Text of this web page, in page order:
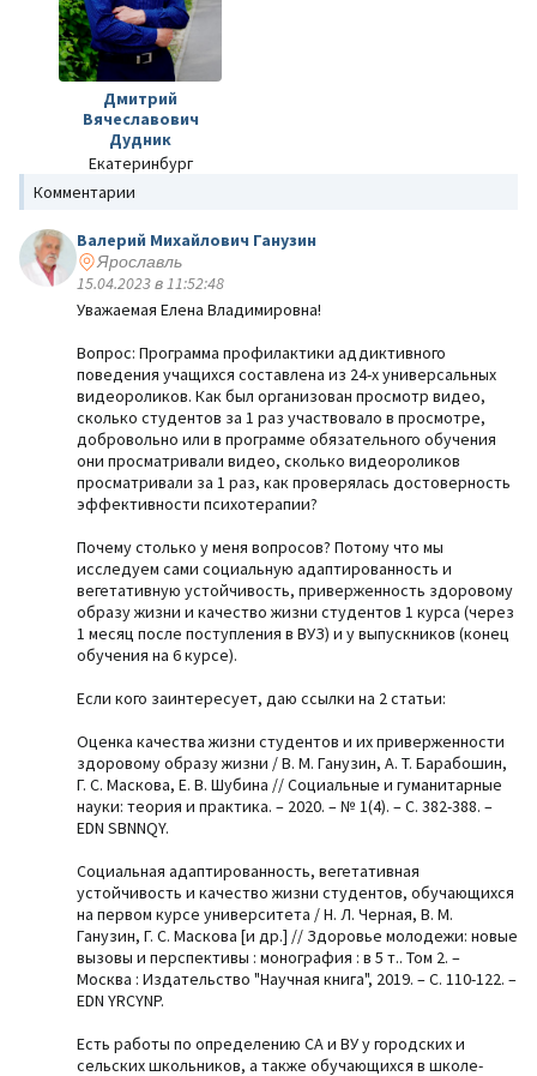
Дмитрий
Вячеславович
Дудник
Екатеринбург
Комментарии
Валерий Михайлович Ганузин
Ярославль
15.04.2023 в 11:52:48
Уважаемая Елена Владимировна!
Вопрос: Программа профилактики аддиктивного
поведения учащихся составлена из 24-х универсальных
видеороликов. Как был организован просмотр видео,
сколько студентов за 1 раз участвовало в просмотре,
добровольно или в программе обязательного обучения
они просматривали видео, сколько видеороликов
просматривали за 1 раз, как проверялась достоверность
эффективности психотерапии?
Почему столько у меня вопросов? Потому что мы
исследуем сами социальную адаптированность и
вегетативную устойчивость, приверженность здоровому
образу жизни и качество жизни студентов 1 курса (через
1 месяц после поступления в ВУЗ) и у выпускников (конец
обучения на 6 курсе).
Если кого заинтересует, даю ссылки на 2 статьи:
Оценка качества жизни студентов и их приверженности
здоровому образу жизни / В. М. Ганузин, А. Т. Барабошин,
Г. С. Маскова, Е. В. Шубина // Социальные и гуманитарные
науки: теория и практика. – 2020. – № 1(4). – С. 382-388. –
EDN SBNNQY.
Социальная адаптированность, вегетативная
устойчивость и качество жизни студентов, обучающихся
на первом курсе университета / Н. Л. Черная, В. М.
Ганузин, Г. С. Маскова [и др.] // Здоровье молодежи: новые
вызовы и перспективы : монография : в 5 т.. Том 2. –
Москва : Издательство "Научная книга", 2019. – С. 110-122. –
EDN YRCYNP.
Есть работы по определению СА и ВУ у городских и
сельских школьников, а также обучающихся в школе-